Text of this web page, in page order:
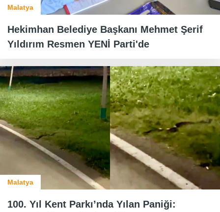
Malatya
Hekimhan Belediye Başkanı Mehmet Şerif
Yıldırım Resmen YENİ Parti'de
Malatya
100. Yıl Kent Parkı’nda Yılan Paniği: